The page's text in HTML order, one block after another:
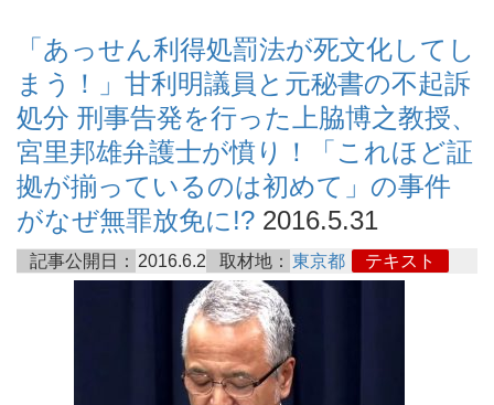
「あっせん利得処罰法が死文化してし
まう！」甘利明議員と元秘書の不起訴
処分 刑事告発を行った上脇博之教授、
宮里邦雄弁護士が憤り！「これほど証
拠が揃っているのは初めて」の事件
がなぜ無罪放免に!? 2016.5.31
記事公開日： 2016.6.2 取材地： 東京都 テキスト